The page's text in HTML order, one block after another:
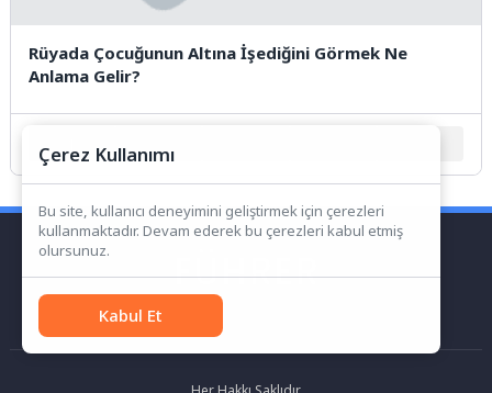
Rüyada Çocuğunun Altına İşediğini Görmek Ne
Anlama Gelir?
Çerez Kullanımı
Bu site, kullanıcı deneyimini geliştirmek için çerezleri
kullanmaktadır. Devam ederek bu çerezleri kabul etmiş
olursunuz.
Kabul Et